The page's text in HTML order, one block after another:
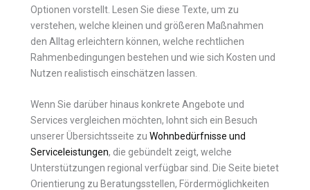
Optionen vorstellt. Lesen Sie diese Texte, um zu
verstehen, welche kleinen und größeren Maßnahmen
den Alltag erleichtern können, welche rechtlichen
Rahmenbedingungen bestehen und wie sich Kosten und
Nutzen realistisch einschätzen lassen.
Wenn Sie darüber hinaus konkrete Angebote und
Services vergleichen möchten, lohnt sich ein Besuch
unserer Übersichtsseite zu Wohnbedürfnisse und
Serviceleistungen, die gebündelt zeigt, welche
Unterstützungen regional verfügbar sind. Die Seite bietet
Orientierung zu Beratungsstellen, Fördermöglichkeiten